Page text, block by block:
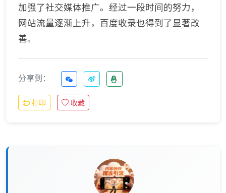
加强了社交媒体推广。经过一段时间的努力，
网站流量逐渐上升，百度收录也得到了显著改
善。
分享到：
打印 收藏